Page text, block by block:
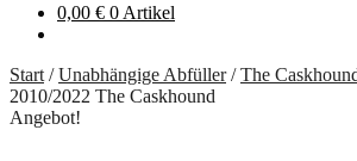
0,00 € 0 Artikel
Start /Unabhängige Abfüller/The
2010/2022 The Caskhound
Angebot!